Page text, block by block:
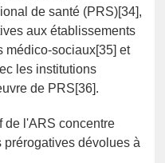
de santé (PRS)[34],
aux établissements
médico-sociaux[35] et
les institutions
de PRS[36].
de l'ARS concentre
dévolues à